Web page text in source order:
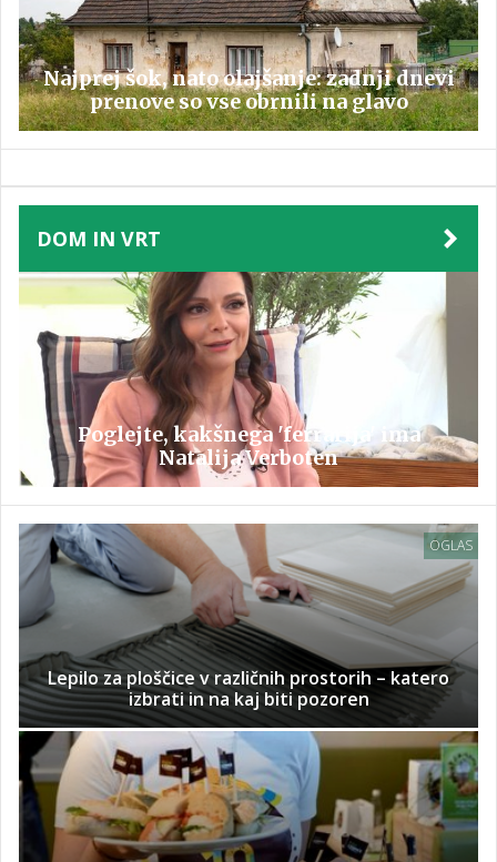
Najprej šok, nato olajšanje: zadnji dnevi
prenove so vse obrnili na glavo
DOM IN VRT
Poglejte, kakšnega 'ferrarija' ima
Natalija Verboten
OGLAS
Lepilo za ploščice v različnih prostorih – katero
izbrati in na kaj biti pozoren